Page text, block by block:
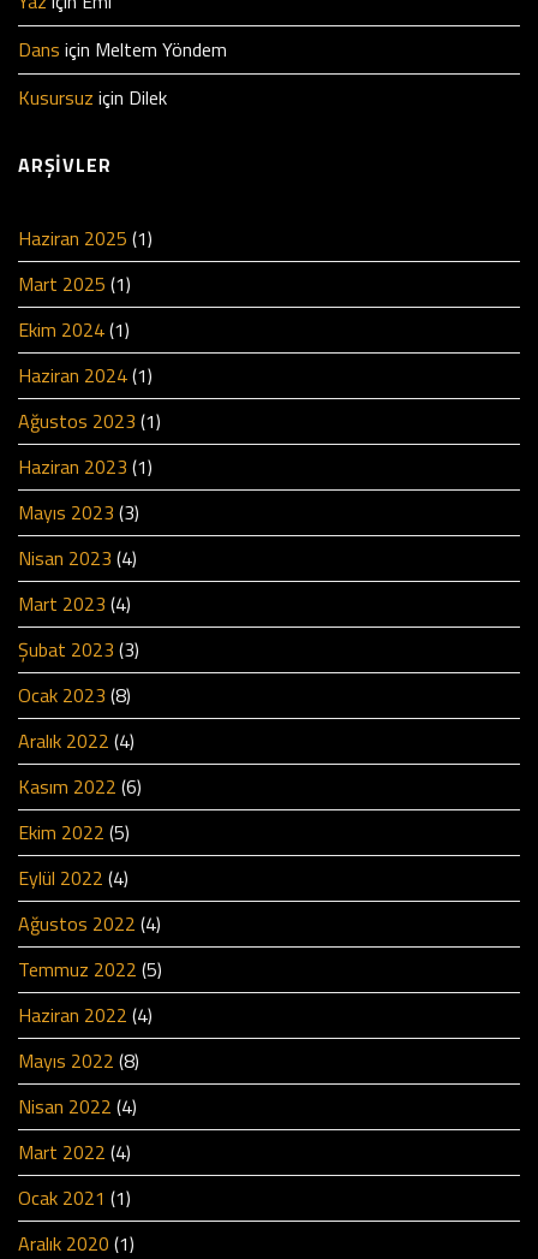
Dans için Meltem Yöndem
Kusursuz için Dilek
ARŞIVLER
Haziran 2025 (1)
Mart 2025 (1)
Ekim 2024(1)
Haziran 2024(1)
Ağustos 2023 (1)
Haziran 2023 (1)
Mayıs 2023 (3)
Nisan 2023 (4)
Mart 2023 (4)
Şubat 2023 (3)
Ocak 2023 (8)
Aralık 2022 (4)
Kasım 2022 (6)
Ekim 2022 (5)
Eylül 2022 (4)
Ağustos 2022 (4)
Temmuz 2022 (5)
Haziran 2022 (4)
Mayıs 2022 (8)
Nisan 2022 (4)
Mart 2022 (4)
Ocak 2021 (1)
Aralık 2020 (1)